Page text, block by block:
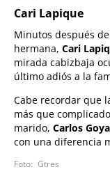
Cari Lapique
Minutos después
hermana, Cari
mirada cabizbaja
último adiós a la
Cabe recordar que
más que
marido, Carlos
con una diferencia
Gtres